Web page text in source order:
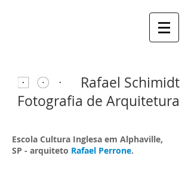
Rafael Schimidt
Fotografia de Arquitetura
Escola Cultura Inglesa em Alphaville,
SP - arquiteto Rafael Perrone.